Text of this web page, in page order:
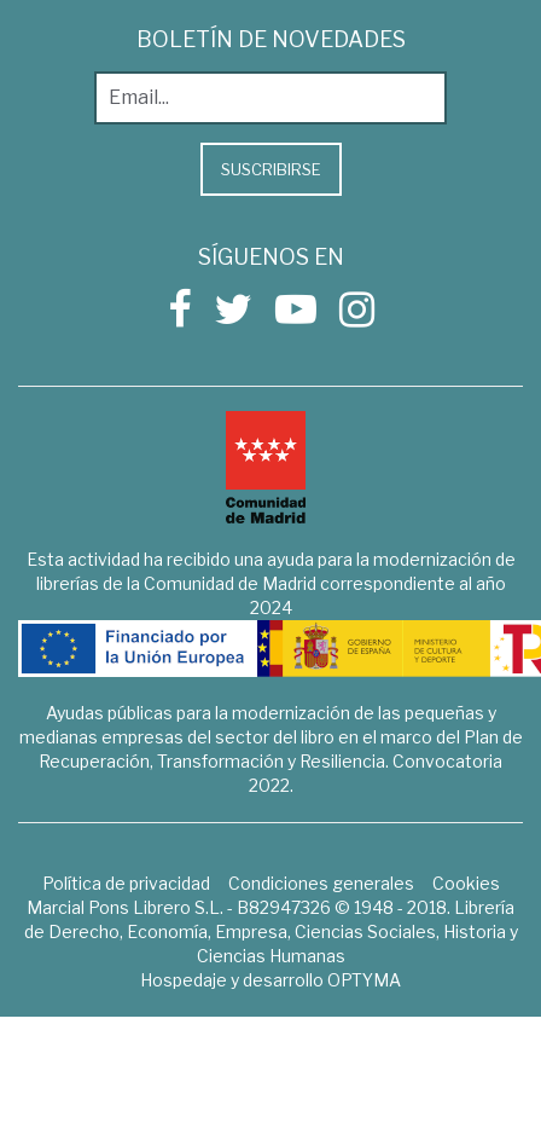
BOLETÍN DE NOVEDADES
SUSCRIBIRSE
SÍGUENOS EN
Esta actividad ha recibido una ayuda para la modernización de
librerías de la Comunidad de Madrid correspondiente al año
2024
Ayudas públicas para la modernización de las pequeñas y
medianas empresas del sector del libro en el marco del Plan de
Recuperación, Transformación y Resiliencia. Convocatoria
2022.
Política de privacidad Condiciones generales
Cookies
Marcial Pons Librero S.L. - B82947326 © 1948 - 2018. Librería
de Derecho, Economía, Empresa, Ciencias Sociales, Historia y
Ciencias Humanas
Hospedaje y desarrollo OPTYMA